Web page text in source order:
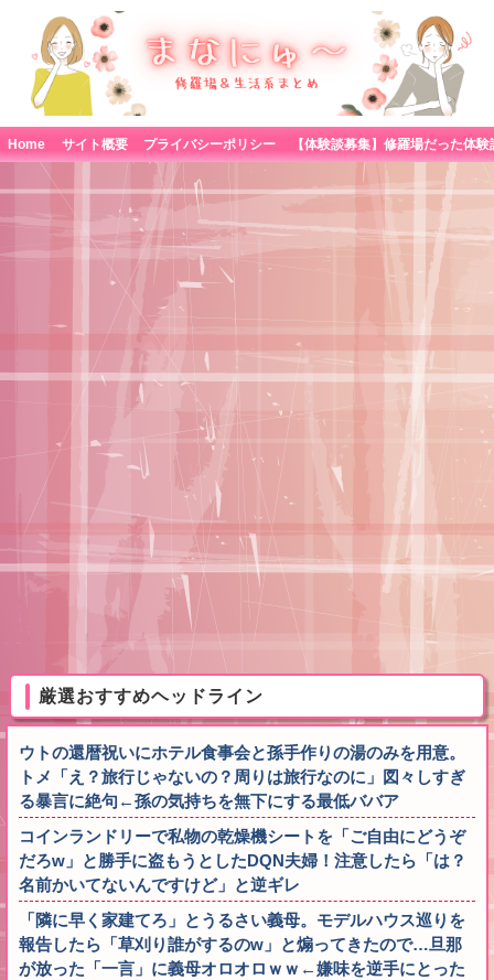
Home サイト概要 プライバシーポリシー
厳選おすすめヘッドライン
ウトの還暦祝いにホテル食事会と孫手作りの湯のみを用意。
トメ「え？旅行じゃないの？周りは旅行なのに」図々しすぎ
る暴言に絶句←孫の気持ちを無下にする最低ババア
コインランドリーで私物の乾燥機シートを「ご自由にどうぞ
だろw」と勝手に盗もうとしたDQN夫婦！注意したら「は？
名前かいてないんですけど」と逆ギレ
「隣に早く家建てろ」とうるさい義母。モデルハウス巡りを
報告したら「草刈り誰がするのw」と煽ってきたので…旦那
が放った「一言」に義母オロオロｗｗ←嫌味を逆手にとった